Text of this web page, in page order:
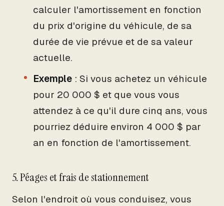
calculer l'amortissement en fonction
du prix d'origine du véhicule, de sa
durée de vie prévue et de sa valeur
actuelle.
Exemple : Si vous achetez un véhicule
pour 20 000 $ et que vous vous
attendez à ce qu'il dure cinq ans, vous
pourriez déduire environ 4 000 $ par
an en fonction de l'amortissement.
5. Péages et frais de stationnement
Selon l'endroit où vous conduisez, vous